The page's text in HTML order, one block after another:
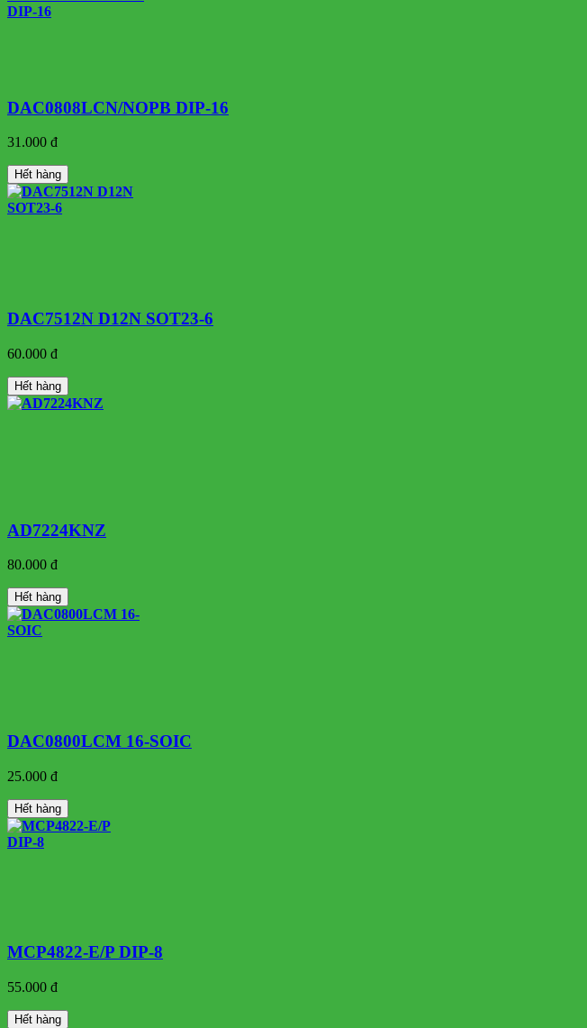
DAC0808LCN/NOPB DIP-16
31.000 đ
Hết hàng
DAC7512N D12N SOT23-6
60.000 đ
Hết hàng
AD7224KNZ
80.000 đ
Hết hàng
DAC0800LCM 16-SOIC
25.000 đ
Hết hàng
MCP4822-E/P DIP-8
55.000 đ
Hết hàng